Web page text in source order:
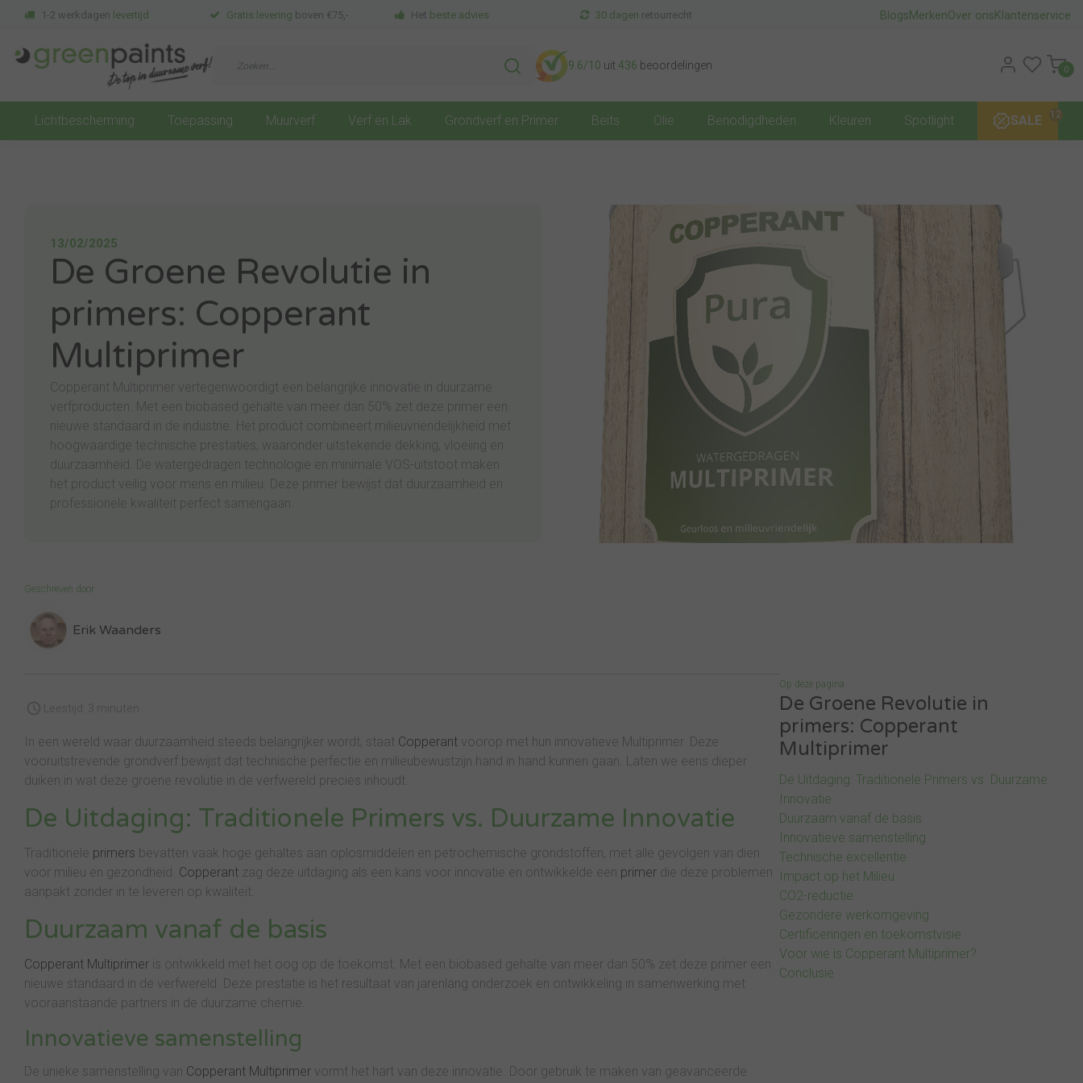
1-2 werkdagen levertijd Gratis levering boven €75,- Het beste advies 30 dagen retourrecht BlogsMerkenOver onsKlantenservice
9.6/10 uit 436 beoordelingen 0
Lichtbescherming Toepassing Muurverf Verf en Lak Grondverf en Primer Beits Olie Benodigdheden Kleuren Spotlight SALE 12
13/02/2025
De Groene Revolutie in
primers: Copperant
Multiprimer
Copperant Multiprimer vertegenwoordigt een belangrijke innovatie in duurzame
verfproducten. Met een biobased gehalte van meer dan 50% zet deze primer een
nieuwe standaard in de industrie. Het product combineert milieuvriendelijkheid met
hoogwaardige technische prestaties, waaronder uitstekende dekking, vloeiing en
duurzaamheid. De watergedragen technologie en minimale VOS-uitstoot maken
het product veilig voor mens en milieu. Deze primer bewijst dat duurzaamheid en
professionele kwaliteit perfect samengaan.
Geschreven door
Erik Waanders
In een wereld waar duurzaamheid steeds belangrijker wordt, staat Copperant voorop met hun innovatieve Multiprimer. Deze
vooruitstrevende grondverf bewijst dat technische perfectie en milieubewustzijn hand in hand kunnen gaan. Laten we eens dieper
duiken in wat deze groene revolutie in de verfwereld precies inhoudt.
De Uitdaging: Traditionele Primers vs. Duurzame Innovatie
Traditionele primers bevatten vaak hoge gehaltes aan oplosmiddelen en petrochemische grondstoffen, met alle gevolgen van dien
voor milieu en gezondheid. Copperant zag deze uitdaging als een kans voor innovatie en ontwikkelde een primer die deze problemen
aanpakt zonder in te leveren op kwaliteit.
Duurzaam vanaf de basis
Copperant Multiprimer is ontwikkeld met het oog op de toekomst. Met een biobased gehalte van meer dan 50% zet deze primer een
nieuwe standaard in de verfwereld. Deze prestatie is het resultaat van jarenlang onderzoek en ontwikkeling in samenwerking met
vooraanstaande partners in de duurzame chemie.
Innovatieve samenstelling
De unieke samenstelling van Copperant Multiprimer vormt het hart van deze innovatie. Door gebruik te maken van geavanceerde
Op deze pagina
De Groene Revolutie in
primers: Copperant
Multiprimer
De Uitdaging: Traditionele Primers vs. Duurzame
Innovatie
Duurzaam vanaf de basis
Innovatieve samenstelling
Technische excellentie
Impact op het Milieu
CO2-reductie
Gezondere werkomgeving
Certificeringen en toekomstvisie
Voor wie is Copperant Multiprimer?
Conclusie